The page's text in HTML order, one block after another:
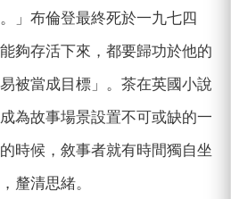
」布倫登最終死於一九七四
夠存活下來，都要歸功於他的
被當成目標」。茶在英國小說
為故事場景設置不可或缺的一
時候，敘事者就有時間獨自坐
釐清思緒。